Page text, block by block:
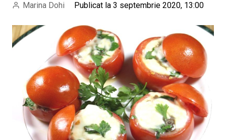
Marina Dohi Publicat la 3 septembrie 2020, 13:00